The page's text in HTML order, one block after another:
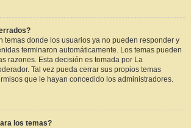
temas donde los usuarios ya no pueden responder y
terminaron automáticamente. Los temas pueden
razones. Esta decisión es tomada por La
Tal vez pueda cerrar sus propios temas
que le hayan concedido los administradores.
los temas?